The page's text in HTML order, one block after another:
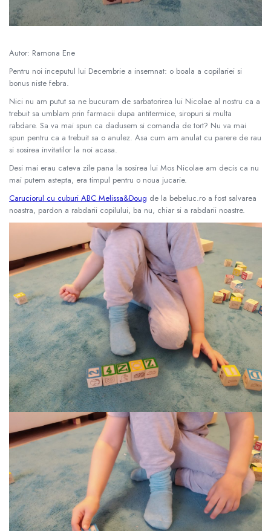
Kinetikus homok
Interaktív játékok
Zenei eszközök gyerekeknek
Zenélő körhinták
Szerepjátékok
Mesemondás
Gyerekkonyhák
Gyerek munkapadok
Kézbábok
Babaházak
Varázs fúrógép
Gyerek Halloween jelmezek
Reborn babák
Dínós játékok
Háziállat figurák
Figurine
Montessori játékok
Különleges igények és Down-
szindróma
Ábécés játékok
Számos játékok
Numberblocks készletek
Motoros készségfejlesztő játékok
Gyümölcs- és zöldségjátékok
Kirakós játékok
Klasszikus kirakós
Formakirakós
Padlók kirakós
IQ kirakós
Ajándékok 8 éves gyerekeknek
Ajándékok 10 éves gyerekeknek
Ajándékok 11 éves gyerekeknek
Ajándékok 12 éves gyerekeknek
Autor: Ramona Ene
Pentru noi inceputul lui Decembrie a insemnat: o boala a copilariei si
bonus niste febra.
Nici nu am putut sa ne bucuram de sarbatorirea lui Nicolae al nostru ca a
trebuit sa umblam prin farmacii dupa antitermice, siropuri si multa
rabdare. Sa va mai spun ca dadusem si comanda de tort? Nu va mai
spun pentru ca a trebuit sa o anulez. Asa cum am anulat cu parere de rau
si sosirea invitatilor la noi acasa.
Desi mai erau cateva zile pana la sosirea lui Mos Nicolae am decis ca nu
mai putem astepta, era timpul pentru o noua jucarie.
Caruciorul cu cuburi ABC Melissa&Doug de la bebeluc.ro a fost salvarea
noastra, pardon a rabdarii copilului, ba nu, chiar si a rabdarii noastre.